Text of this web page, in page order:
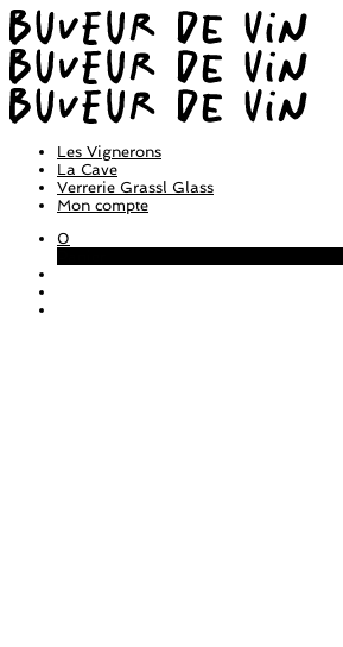
Les Vignerons
La Cave
Verrerie Grassl Glass
Mon compte
0